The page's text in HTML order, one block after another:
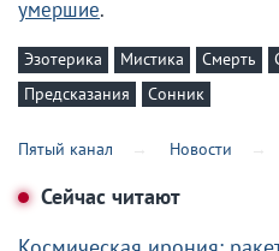
умершие.
Эзотерика Мистика Смерть
Предсказания
Сонник
Пятый канал Новости
Сейчас читают